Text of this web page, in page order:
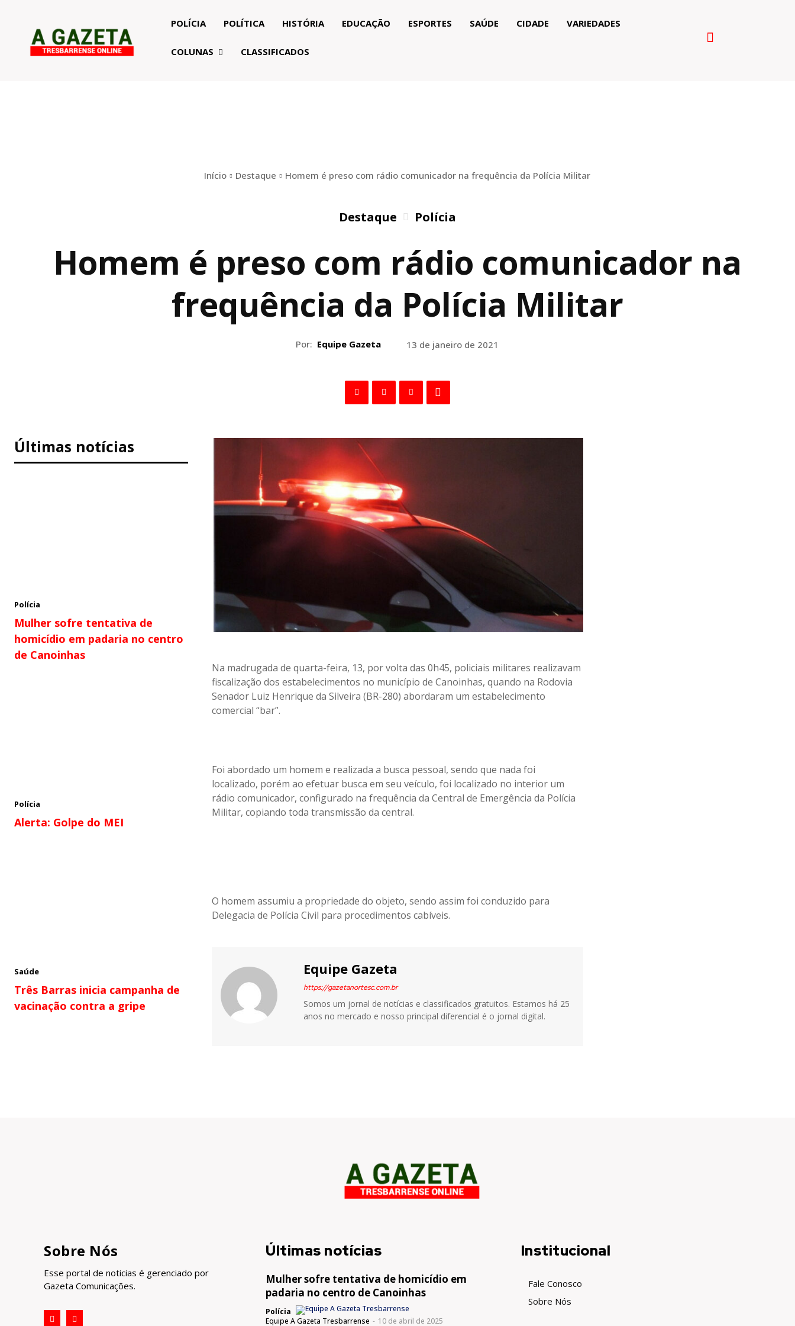
POLÍCIA POLÍTICA HISTÓRIA EDUCAÇÃO ESPORTES SAÚDE CIDADE VARIEDADES
COLUNAS CLASSIFICADOS
Início Destaque Homem é preso com rádio comunicador na frequência da Polícia Militar
Destaque Polícia
Homem é preso com rádio comunicador na
frequência da Polícia Militar
Por: Equipe Gazeta 13 de janeiro de 2021
Últimas notícias
Polícia
Mulher sofre tentativa de
homicídio em padaria no centro
de Canoinhas
Polícia
Alerta: Golpe do MEI
Saúde
Três Barras inicia campanha de
vacinação contra a gripe
Na madrugada de quarta-feira, 13, por volta das 0h45, policiais militares realizavam
fiscalização dos estabelecimentos no município de Canoinhas, quando na Rodovia
Senador Luiz Henrique da Silveira (BR-280) abordaram um estabelecimento
comercial “bar”.
Foi abordado um homem e realizada a busca pessoal, sendo que nada foi
localizado, porém ao efetuar busca em seu veículo, foi localizado no interior um
rádio comunicador, configurado na frequência da Central de Emergência da Polícia
Militar, copiando toda transmissão da central.
O homem assumiu a propriedade do objeto, sendo assim foi conduzido para
Delegacia de Polícia Civil para procedimentos cabíveis.
Equipe Gazeta
https://gazetanortesc.com.br
Somos um jornal de notícias e classificados gratuitos. Estamos há 25
anos no mercado e nosso principal diferencial é o jornal digital.
Sobre Nós
Esse portal de noticias é gerenciado por
Gazeta Comunicações.
Últimas notícias
Mulher sofre tentativa de homicídio em
padaria no centro de Canoinhas
Polícia
Equipe A Gazeta Tresbarrense - 10 de abril de 2025
Institucional
Fale Conosco
Sobre Nós